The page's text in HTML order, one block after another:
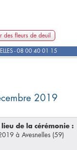
des fleurs de deuil
- 08 00 40 01 15
2019
lieu de la cérémonie :
à Avesnelles (59)